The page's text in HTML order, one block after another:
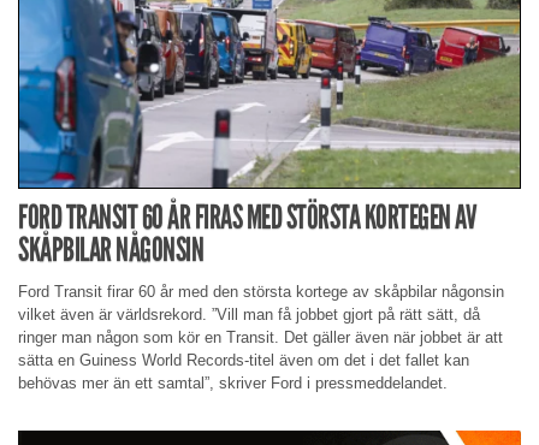
FORD TRANSIT 60 ÅR FIRAS MED STÖRSTA KORTEGEN AV
SKÅPBILAR NÅGONSIN
Ford Transit firar 60 år med den största kortege av skåpbilar någonsin
vilket även är världsrekord. ”Vill man få jobbet gjort på rätt sätt, då
ringer man någon som kör en Transit. Det gäller även när jobbet är att
sätta en Guiness World Records-titel även om det i det fallet kan
behövas mer än ett samtal”, skriver Ford i pressmeddelandet.